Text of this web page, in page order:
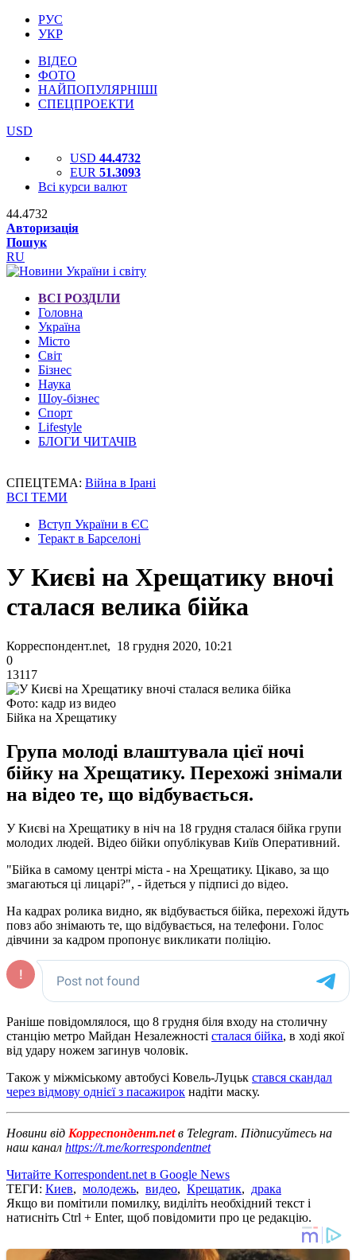
РУС
УКР
ВІДЕО
ФОТО
НАЙПОПУЛЯРНІШІ
СПЕЦПРОЕКТИ
USD
USD 44.4732
EUR 51.3093
Всі курси валют
44.4732
Авторизація
Пошук
RU
ВСІ РОЗДІЛИ
Головна
Україна
Місто
Світ
Бізнес
Наука
Шоу-бізнес
Спорт
Lifestyle
БЛОГИ ЧИТАЧІВ
СПЕЦТЕМА: Війна в Ірані
ВСІ ТЕМИ
Вступ України в ЄС
Теракт в Барселоні
У Києві на Хрещатику вночі
сталася велика бійка
Корреспондент.net, 18 грудня 2020, 10:21
0
13117
Фото: кадр из видео
Бійка на Хрещатику
Група молоді влаштувала цієї ночі
бійку на Хрещатику. Перехожі знімали
на відео те, що відбувається.
У Києві на Хрещатику в ніч на 18 грудня сталася бійка групи
молодих людей. Відео бійки опублікував Київ Оперативний.
"Бійка в самому центрі міста - на Хрещатику. Цікаво, за що
змагаються ці лицарі?", - йдеться у підписі до відео.
На кадрах ролика видно, як відбувається бійка, перехожі йдуть
повз або знімають те, що відбувається, на телефони. Голос
дівчини за кадром пропонує викликати поліцію.
Раніше повідомлялося, що 8 грудня біля входу на столичну
станцію метро Майдан Незалежності сталася бійка, в ході якої
від удару ножем загинув чоловік.
Також у міжміському автобусі Ковель-Луцьк стався скандал
через відмову однієї з пасажирок надіти маску.
Новини від Корреспондент.netв Telegram. Підписуйтесь на
наш канал https://t.me/korrespondentnet
Читайте Korrespondent.net в Google News
ТЕГИ: Киев, молодежь, видео, Крещатик, драка
Якщо ви помітили помилку, виділіть необхідний текст і
натисніть Ctrl + Enter, щоб повідомити про це редакцію.